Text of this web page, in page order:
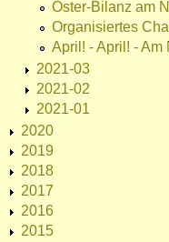
Oster-Bilanz am
Organisiertes
April! - April! - Am
2021-03
2021-02
2021-01
2020
2019
2018
2017
2016
2015